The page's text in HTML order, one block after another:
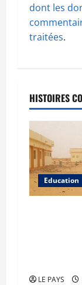
dont les
traitées.
HISTOIRES
Education
LE PAYS